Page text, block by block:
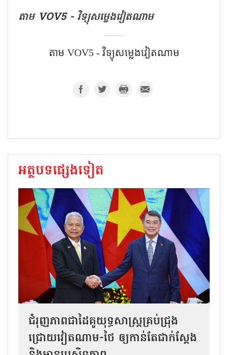
តាម​ VOV5 - វិទ្យុសម្លេងវៀតណាម
តាម​ VOV5 - វិទ្យុសម្លេងវៀតណាម
អត្ថបទផ្សេងទៀត
ជំរុញភាពជាដៃគូយុទ្ធសាស្ត្រគ្រប់ជ្រុង
ជ្រោយវៀតណាម-ថៃ ឲ្យកាន់តែជាក់ស្ដែង